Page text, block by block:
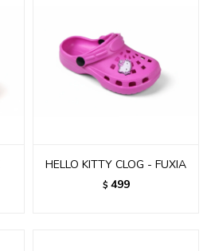
HELLO KITTY CLOG - FUXIA
$ 499